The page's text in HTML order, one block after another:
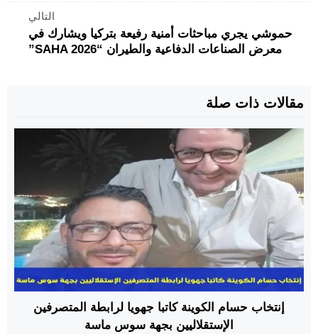
التالي
حموشي يجري مباحثات أمنية رفيعة بتركيا ويشارك في
معرض الصناعات الدفاعية والطيران “SAHA 2026”
مقالات ذات صلة
إنتخاب حسام الكوينة كاتبا جهويا لرابطة المتصرفين
الإستقلاليين بجهة سوس ماسة